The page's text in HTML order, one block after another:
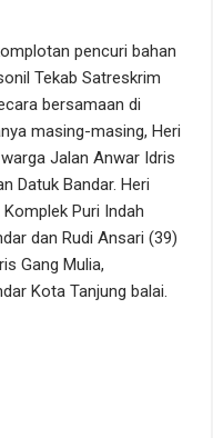
pencuri bahan
Tekab Satreskrim
bersamaan di
masing-masing, Heri
Jalan Anwar Idris
Datuk Bandar. Heri
Puri Indah
dan Rudi Ansari (39)
Gang Mulia,
Kota Tanjung balai.